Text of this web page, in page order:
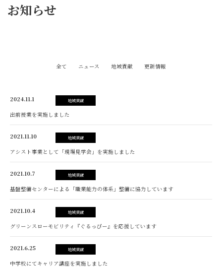
お知らせ
全て ニュース 地域貢献 更新情報
2024.11.1 地域貢献
出前授業を実施しました
2021.11.10 地域貢献
アシスト事業として「現場見学会」を実施しました
2021.10.7 地域貢献
基盤整備センターによる「職業能力の体系」整備に協力しています
2021.10.4 地域貢献
グリーンスローモビリティ『ぐるっぴー』を応援しています
2021.6.25 地域貢献
中学校にてキャリア講座を実施しました